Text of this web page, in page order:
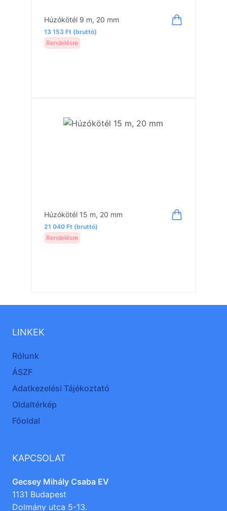
Húzókötél 9 m, 20 mm
13 153 Ft (bruttó)
Rendelésre
Húzókötél 15 m, 20 mm
21 040 Ft (bruttó)
Rendelésre
LINKEK
Rólunk
ÁSZF
Adatkezelési Tájékoztató
Oldaltérkép
Főoldal
KAPCSOLAT
Gecsey Mihály Csaba EV
1131 Budapest
Dolmány utca 5-13.